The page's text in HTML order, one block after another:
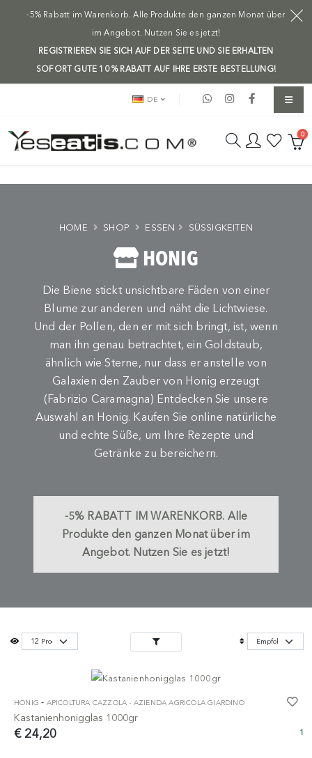
-5% Rabatt im Warenkorb. Alle Produkte den ganzen Monat über
im Angebot. Nutzen Sie es jetzt!
REGISTRIEREN SIE SICH AUF DER SEITE UND SIE ERHALTEN
SOFORT GUTE 10 % RABATT AUF IHRE ERSTE BESTELLUNG!
DE
0
HONIG
Die Biene stickt unsichtbare Fäden von einer
Blume zur anderen und näht die Lichtwiese.
Und der Pollen, den er mit sich bringt, ist, wenn
man ihn genau betrachtet, ein Goldstaub,
ähnlich wie Sterne, nur dass er anstelle von
Galaxien den Zauber von Honig erzeugt
(Fabrizio Caramagna) Entdecken Sie unsere
Auswahl an Honig. Kaufen Sie online natürliche
und echte Süße, um Ihre Rezepte und
Getränke zu bereichern.
-5% RABATT IM WARENKORB. Alle
Produkte den ganzen Monat über im
Angebot. Nutzen Sie es jetzt!
HOME SHOP ESSEN SÜSSIGKEITEN
HONIG - APICOLTURA CAZZOLA - AZIENDA AGRICOLA GIARDINO
Kastanienhonigglas 1000gr
€ 24,20 1